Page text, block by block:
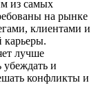
из самых
на рынке
клиентами и
лучше
убеждать и
конфликты и